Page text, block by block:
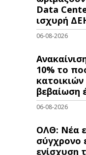
Data
ισχυρή
06-08-2026
10% το
βεβαίωση
06-08-2026
ΟΛΘ: Νέα
σύγχρονο
ενίσχυση